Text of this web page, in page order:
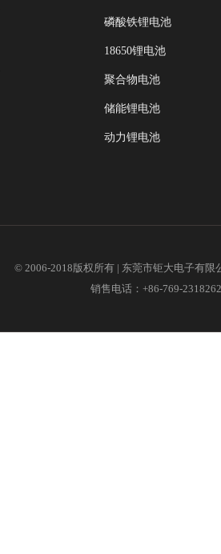
磷酸铁锂电池
18650锂电池
聚合物电池
储能锂电池
动力锂电池
© 2006-2018版权所有 | 东莞市钜大电子有
销售电话：+86-769-